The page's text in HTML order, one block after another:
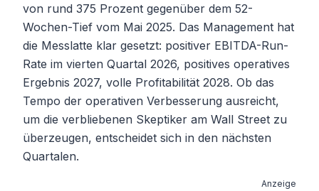
von rund 375 Prozent gegenüber dem 52-
Wochen-Tief vom Mai 2025. Das Management hat
die Messlatte klar gesetzt: positiver EBITDA-Run-
Rate im vierten Quartal 2026, positives operatives
Ergebnis 2027, volle Profitabilität 2028. Ob das
Tempo der operativen Verbesserung ausreicht,
um die verbliebenen Skeptiker am Wall Street zu
überzeugen, entscheidet sich in den nächsten
Quartalen.
Anzeige